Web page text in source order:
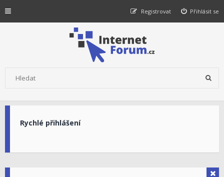
Přihlásit se
Registrovat
Rychlé přihlášení